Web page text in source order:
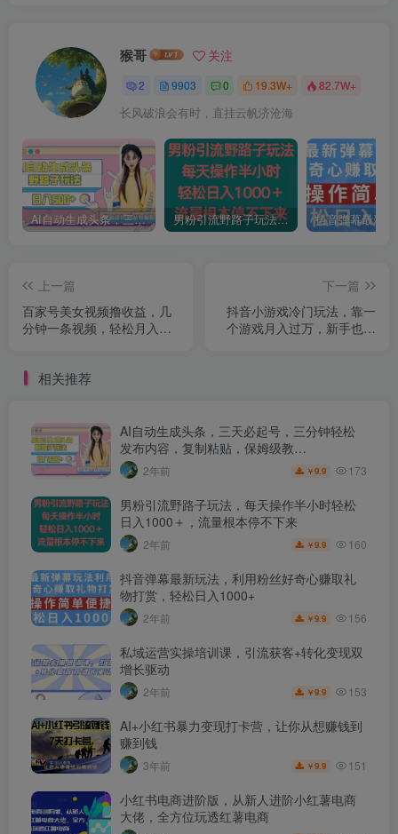
猴哥 关注
2 9903 0 19.3W+ 82.7W+
长风破浪会有时，直挂云帆济沧海
AI自动生成头条，三天必起号，三分钟轻松发布内容，复制粘贴，保姆级教… 男粉引流野路子玩法，每天操作半小时轻松日入1000＋，流量根本停不下来
上一篇
百家号美女视频撸收益，几
分钟一条视频，轻松月入万
下一篇
抖音小游戏冷门玩法，靠一
个游戏月入过万，新手也能
相关推荐
AI自动生成头条，三天必起号，三分钟轻松
发布内容，复制粘贴，保姆级教…
2年前 ￥9.9 173
男粉引流野路子玩法，每天操作半小时轻松
日入1000＋，流量根本停不下来
2年前 ￥9.9 160
抖音弹幕最新玩法，利用粉丝好奇心赚取礼
物打赏，轻松日入1000+
2年前 ￥9.9 156
私域运营实操培训课，引流获客+转化变现双
增长驱动
2年前 ￥9.9 153
AI+小红书暴力变现打卡营，让你从想赚钱到
赚到钱
3年前 ￥9.9 151
小红书电商进阶版，从新人进阶小红薯电商
大佬，全方位玩透红薯电商